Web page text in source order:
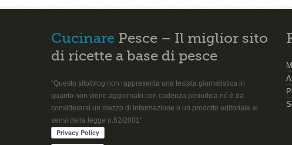
Cucinare Pesce – Il miglior sito
di ricette a base di pesce
“Questo sito/blog non rappresenta una testata giornalistica in
quanto non viene aggiornato con cadenza periodica né è da
considerarsi un mezzo di informazione o un prodotto editoriale ai
sensi della legge n.62/2001”